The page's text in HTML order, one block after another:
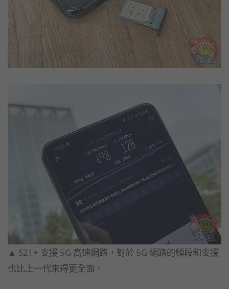
▲ S21+ 支援 5G 高速網路，對於 5G 網路的頻段和支援
也比上一代來得更全面。